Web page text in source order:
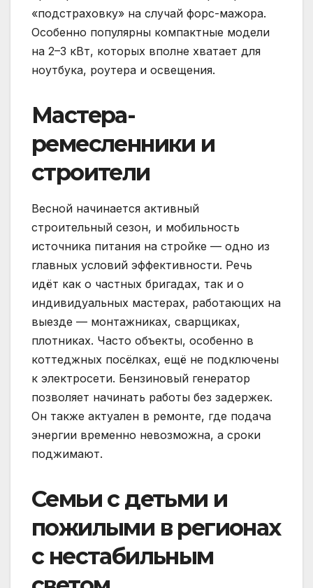
«подстраховку» на случай форс-мажора.
Особенно популярны компактные модели
на 2–3 кВт, которых вполне хватает для
ноутбука, роутера и освещения.
Мастера-
ремесленники и
строители
Весной начинается активный
строительный сезон, и мобильность
источника питания на стройке — одно из
главных условий эффективности. Речь
идёт как о частных бригадах, так и о
индивидуальных мастерах, работающих на
выезде — монтажниках, сварщиках,
плотниках. Часто объекты, особенно в
коттеджных посёлках, ещё не подключены
к электросети. Бензиновый генератор
позволяет начинать работы без задержек.
Он также актуален в ремонте, где подача
энергии временно невозможна, а сроки
поджимают.
Семьи с детьми и
пожилыми в регионах
с нестабильным